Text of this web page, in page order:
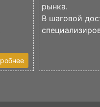
рынка.
В шаговой